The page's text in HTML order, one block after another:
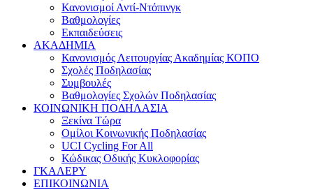
Κανονισμοί Αντί-Ντόπινγκ
Βαθμολογίες
Εκπαιδεύσεις
ΑΚΑΔΗΜΙΑ
Κανονισμός Λειτουργίας Ακαδημίας ΚΟΠΟ
Σχολές Ποδηλασίας
Συμβουλές
Βαθμολογίες Σχολών Ποδηλασίας
ΚΟΙΝΩΝΙΚΗ ΠΟΔΗΛΑΣΙΑ
Ξεκίνα Τώρα
Ομίλοι Κοινωνικής Ποδηλασίας
UCI Cycling For All
Κώδικας Οδικής Κυκλοφορίας
ΓΚΑΛΕΡΥ
ΕΠΙΚΟΙΝΩΝΙΑ